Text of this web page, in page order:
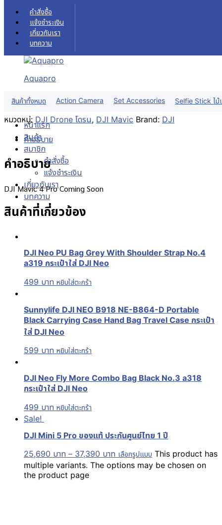
Skip to content
คำสั่งซื้อ
แจ้งชำระเงิน
เกี่ยวกับเรา
บทความ
Aquapro
สินค้าทั้งหมด Action Camera Set Accessories Selfie Stick ไม้
หน้าแรก
สินค้า
สมาชิก
คำสั่งซื้อ
แจ้งชำระเงิน
เกี่ยวกับเรา
บทความ
DJI Mavic 4 Pro
หมวดหมู่: DJI Drone โดรน, DJI Mavic Brand: DJI
คำอธิบาย
คำอธิบาย
DJI Mavic 4 Pro Coming Soon
สินค้าที่เกี่ยวข้อง
DJI Neo PU Bag Grey With Shoulder Strap No.4
a319 กระเป๋าใส่ DJI Neo
499 บาท หยิบใส่ตะกร้า
Sunnylife DJI NEO B918 NE-B864-D Portable
Black Carrying Case Hand Bag Travel Case กระเป๋า
ใส่ DJI Neo
599 บาท หยิบใส่ตะกร้า
DJI Neo Fly More Combo Bag Black No.3 a318
กระเป๋าใส่ DJI Neo
499 บาท หยิบใส่ตะกร้า
Sale!
DJI Mini 5 Pro ของแท้ ประกันศูนย์ไทย 1 ปี
25,690 บาท – 37,390 บาท เลือกรูปแบบ This product has
multiple variants. The options may be chosen on
the product page